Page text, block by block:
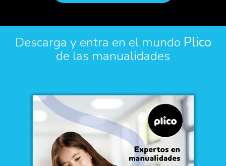
Descarga y entra en el mundo Plico
de las manualidades